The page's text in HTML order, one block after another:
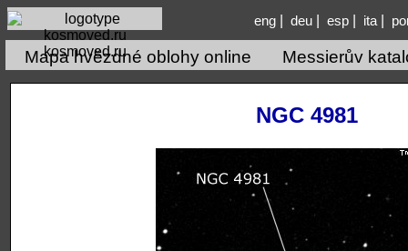
kosmoved.ru
eng| deu| esp| ita|
Mapa hvězdné oblohy online Messierův
NGC 4981